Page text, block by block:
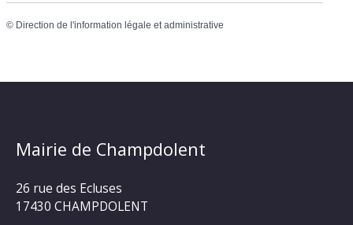
© Direction de l'information légale et administrative
Mairie de Champdolent
26 rue des Ecluses
17430 CHAMPDOLENT